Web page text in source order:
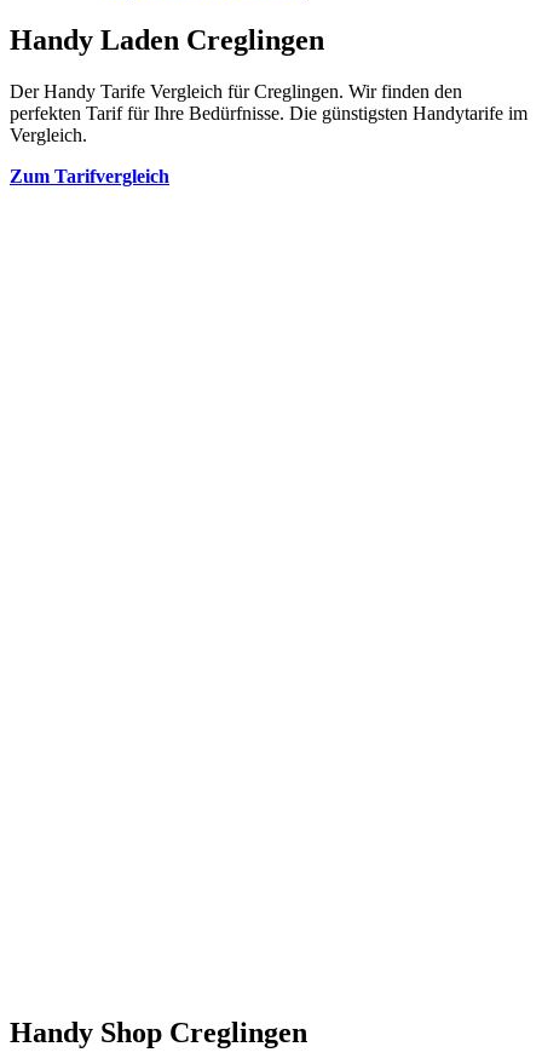
Handy Laden Creglingen
Der Handy Tarife Vergleich für Creglingen. Wir finden den
perfekten Tarif für Ihre Bedürfnisse. Die günstigsten Handytarife im
Vergleich.
Zum Tarifvergleich
Handy Shop Creglingen